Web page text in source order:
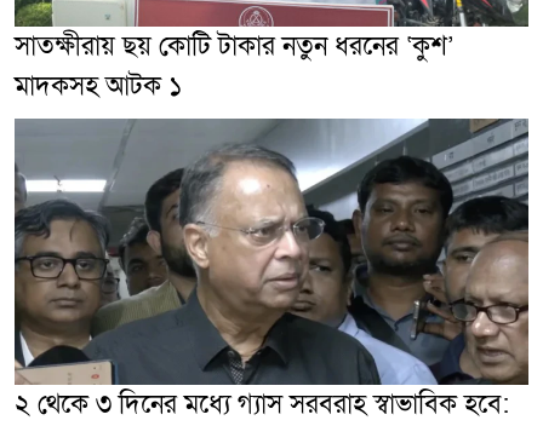
সাতক্ষীরায় ছয় কোটি টাকার নতুন ধরনের ‘কুশ’
মাদকসহ আটক ১
২ থেকে ৩ দিনের মধ্যে গ্যাস সরবরাহ স্বাভাবিক হবে: